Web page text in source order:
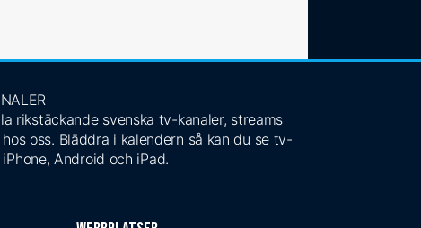
rikstäckande svenska tv-kanaler, streams
oss. Bläddra i kalendern så kan du se tv-
Android och iPad.